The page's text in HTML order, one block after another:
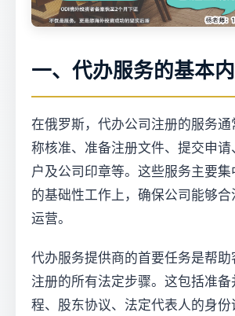
一、代办服务的基本
在俄罗斯，代办公司注册的服务通
称核准、准备注册文件、提交申请
户及公司印章等。这些服务主要集
的基础性工作上，确保公司能够合
运营。
代办服务提供商的首要任务是帮助
注册的所有法定步骤。这包括准备
程、股东协议、法定代表人的身份